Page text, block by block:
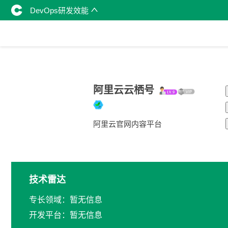
DevOps研发效能
阿里云云栖号
阿里云官网内容平台
技术雷达
专长领域：暂无信息
开发平台：暂无信息